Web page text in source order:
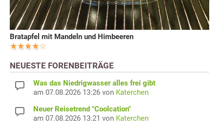
Bratapfel mit Mandeln und Himbeeren
NEUESTE FORENBEITRÄGE
Was das Niedrigwasser alles frei gibt
am 07.08.2026 13:26 von Katerchen
Neuer Reisetrend "Coolcation"
am 07.08.2026 13:21 von Katerchen